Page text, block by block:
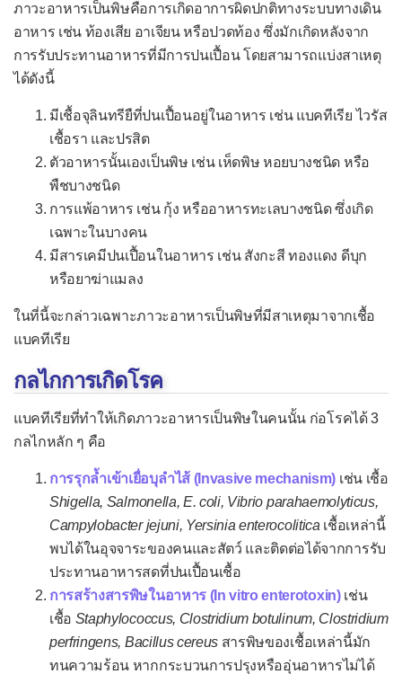
กล้ามเนื้อหัวใจอักเสบจากไวรัส
ไข้เลือดออก
ไข้หวัดใหญ่
โรคหวัด
คออักเสบจากไวรัส
ชิคุนกุนยา
โปลิโอ
เยื่อบุตาอักเสบจากไวรัส
เยื่อหุ้มสมองอักเสบจากไวรัส
ลำไส้อักเสบจากโรต้าไวรัส
โรคติดเชื้อไซโตเมกะโลไวรัส
ไซโตเมกะโลไวรัสแต่กำเนิด
โรคติดเชื้อโมโนนิวคลีโอสิส
โรคพิษสุนัขบ้า
โรคฟิฟธ์
โรคมือเท้าปาก
โรคเริม
ภาวะอาหารเป็นพิษคือการเกิดอาการผิดปกติทางระบบทางเดิน
อาหาร เช่น ท้องเสีย อาเจียน หรือปวดท้อง ซึ่งมักเกิดหลังจาก
การรับประทานอาหารที่มีการปนเปื้อน โดยสามารถแบ่งสาเหตุ
ได้ดังนี้
มีเชื้อจุลินทรียืที่ปนเปื้อนอยู่ในอาหาร เช่น แบคทีเรีย ไวรัส
เชื้อรา และปรสิต
ตัวอาหารนั้นเองเป็นพิษ เช่น เห็ดพิษ หอยบางชนิด หรือ
พืชบางชนิด
การแพ้อาหาร เช่น กุ้ง หรืออาหารทะเลบางชนิด ซึ่งเกิด
เฉพาะในบางคน
มีสารเคมีปนเปื้อนในอาหาร เช่น สังกะสี ทองแดง ดีบุก
หรือยาฆ่าแมลง
ในที่นี้จะกล่าวเฉพาะภาวะอาหารเป็นพิษที่มีสาเหตุมาจากเชื้อ
แบคทีเรีย
กลไกการเกิดโรค
แบคทีเรียที่ทำให้เกิดภาวะอาหารเป็นพิษในคนนั้น ก่อโรคได้ 3
กลไกหลัก ๆ คือ
การรุกล้ำเข้าเยื่อบุลำไส้ (Invasive mechanism) เช่น เชื้อ
Shigella, Salmonella, E. coli, Vibrio parahaemolyticus,
Campylobacter jejuni, Yersinia enterocolitica เชื้อเหล่านี้
พบได้ในอุจจาระของคนและสัตว์ และติดต่อได้จากการรับ
ประทานอาหารสดที่ปนเปื้อนเชื้อ
การสร้างสารพิษในอาหาร (In vitro enterotoxin)เช่น
เชื้อ Staphylococcus, Clostridium botulinum, Clostridium
perfringens, Bacillus cereus สารพิษของเชื้อเหล่านี้มัก
ทนความร้อน หากกระบวนการปรุงหรืออุ่นอาหารไม่ได้